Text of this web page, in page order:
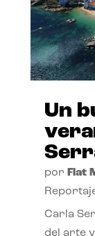
Un
por Flat
Carla
del arte